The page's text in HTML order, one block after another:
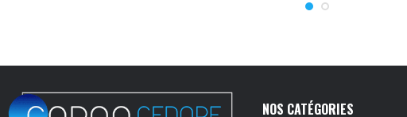
NOS CATÉGORIES